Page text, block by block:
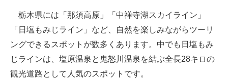
栃木県には「那須高原」「中禅寺湖スカイライン」
「日塩もみじライン」など、自然を楽しみながらツーリ
ングできるスポットが数多くあります。中でも日塩もみ
じラインは、塩原温泉と鬼怒川温泉を結ぶ全長28キロの
観光道路として人気のスポットです。